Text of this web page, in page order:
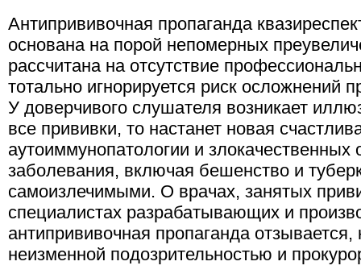
Антипрививочная пропаганда
основана на порой непомерных
рассчитана на отсутствие
тотально игнорируется риск осложнений
У доверчивого слушателя возникает
все прививки, то настанет новая
аутоиммунопатологии и
заболевания, включая бешенство и
самоизлечимыми. О врачах, занятых
специалистах разрабатывающих и
антипрививочная пропаганда отзывается,
неизменной подозрительностью и